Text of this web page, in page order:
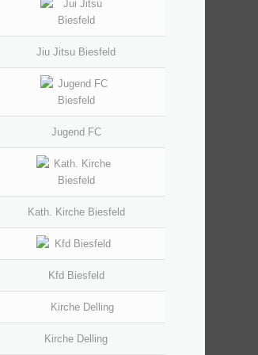
Jiu Jitsu Biesfeld
Jugend FC
Kath. Kirche Biesfeld
Kfd Biesfeld
Kirche Delling